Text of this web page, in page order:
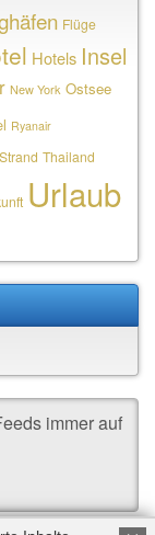
Flüge
Hotels Insel
New York Ostsee
Ryanair
Strand Thailand
Urlaub
immer auf